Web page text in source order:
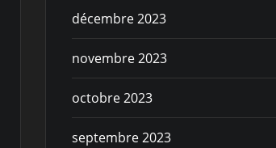
décembre 2023
novembre 2023
octobre 2023
septembre 2023